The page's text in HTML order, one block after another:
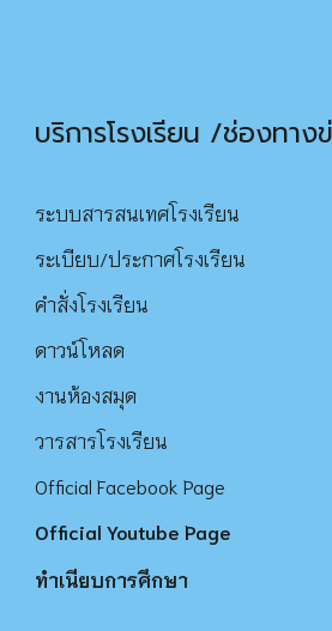
บริการโรงเรียน /ช่องทาง
ระบบสารสนเทศโรงเรียน
ระเบียบ/ประกาศโรงเรียน
คำสั่งโรงเรียน
ดาวน์โหลด
งานห้องสมุด
วารสารโรงเรียน
Official Facebook Page
Official Youtube Page
ทำเนียบการศึกษา